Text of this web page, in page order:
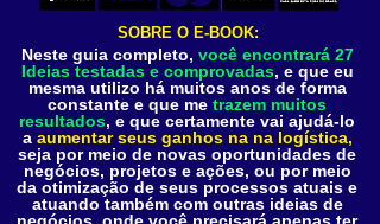
SOBRE O E-BOOK:
Neste guia completo, você encontrará 27
Ideias testadas e comprovadas, e que eu
mesma utilizo há muitos anos de forma
constante e que me trazem muitos
resultados, e que certamente vai ajudá-lo
a aumentar seus ganhos na na logística,
seja por meio de novas oportunidades de
negócios, projetos e ações, ou por meio
da otimização de seus processos atuais e
atuando também com outras ideias de